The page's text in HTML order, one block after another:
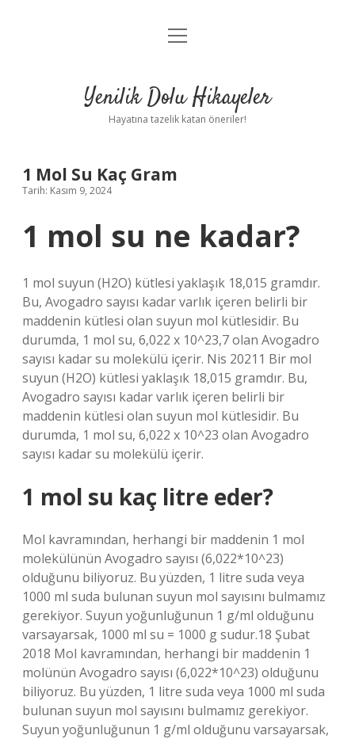
Anasayfa
Yasal Uyarı
menüyü
Yenilik Dolu Hikayeler
Hayatına tazelik katan öneriler!
1 Mol Su Kaç Gram
Tarih: Kasım 9, 2024
1 mol su ne kadar?
1 mol suyun (H2O) kütlesi yaklaşık 18,015 gramdır.
Bu, Avogadro sayısı kadar varlık içeren belirli bir
maddenin kütlesi olan suyun mol kütlesidir. Bu
durumda, 1 mol su, 6,022 x 10^23,7 olan Avogadro
sayısı kadar su molekülü içerir. Nis 20211 Bir mol
suyun (H2O) kütlesi yaklaşık 18,015 gramdır. Bu,
Avogadro sayısı kadar varlık içeren belirli bir
maddenin kütlesi olan suyun mol kütlesidir. Bu
durumda, 1 mol su, 6,022 x 10^23 olan Avogadro
sayısı kadar su molekülü içerir.
1 mol su kaç litre eder?
Mol kavramından, herhangi bir maddenin 1 mol
molekülünün Avogadro sayısı (6,022*10^23)
olduğunu biliyoruz. Bu yüzden, 1 litre suda veya
1000 ml suda bulunan suyun mol sayısını bulmamız
gerekiyor. Suyun yoğunluğunun 1 g/ml olduğunu
varsayarsak, 1000 ml su = 1000 g sudur.18 Şubat
2018 Mol kavramından, herhangi bir maddenin 1
molünün Avogadro sayısı (6,022*10^23) olduğunu
biliyoruz. Bu yüzden, 1 litre suda veya 1000 ml suda
bulunan suyun mol sayısını bulmamız gerekiyor.
Suyun yoğunluğunun 1 g/ml olduğunu varsayarsak,